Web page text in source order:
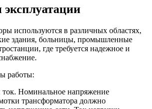
эксплуатации
используются в различных областях,
здания, больницы, промышленные
где требуется надежное и
работы:
Номинальное напряжение
трансформатора должно